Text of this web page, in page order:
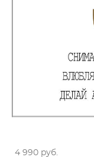
4 990 pуб.